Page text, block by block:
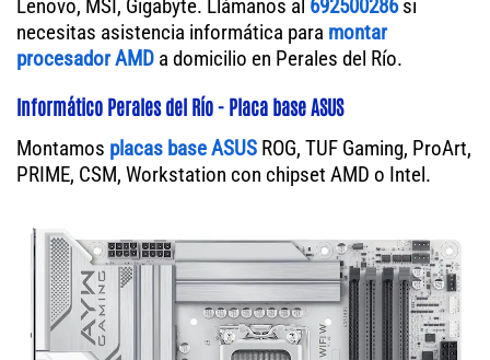
Lenovo, MSI, Gigabyte. Llámanos al 692500286si
necesitas asistencia informática para montar
procesador AMD a domicilio en Perales del Río.
Informático Perales del Río - Placa base ASUS
Montamos placas base ASUS ROG, TUF Gaming, ProArt,
PRIME, CSM, Workstation con chipset AMD o Intel.